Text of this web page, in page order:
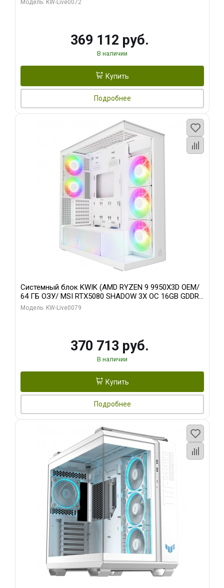
Модель: KW-Live0072
369 112 руб.
В наличии
Купить
Подробнее
Системный блок KWIK (AMD RYZEN 9 9950X3D OEM/
64 ГБ ОЗУ/ MSI RTX5080 SHADOW 3X OC 16GB GDDR7
256bit 3xDP HDMI/ 960 ГБ SSD)
Модель: KW-Live0079
370 713 руб.
В наличии
Купить
Подробнее